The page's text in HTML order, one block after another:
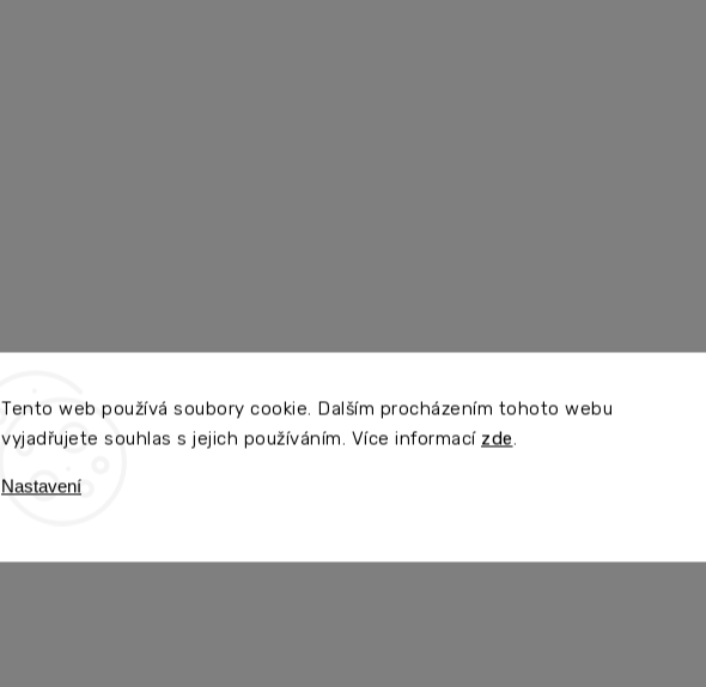
Tento web používá soubory cookie. Dalším procházením tohoto webu
vyjadřujete souhlas s jejich používáním. Více informací zde.
Nastavení